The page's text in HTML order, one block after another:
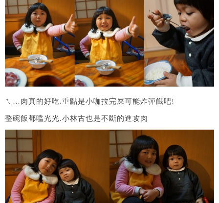
ㄟ…肉真的好吃.重點是小咖拉完屎可能炸彈餓吧!
整碗飯都嗑光光.小林古也是不斷的進攻肉